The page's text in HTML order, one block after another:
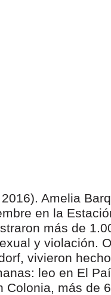
Amelia
en la
más de
y violación.
vivieron
leo en El
Colonia, más de